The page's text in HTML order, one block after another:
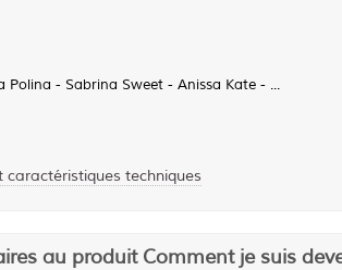
Polina - Sabrina Sweet - Anissa Kate - ...
caractéristiques techniques
au produit Comment je suis